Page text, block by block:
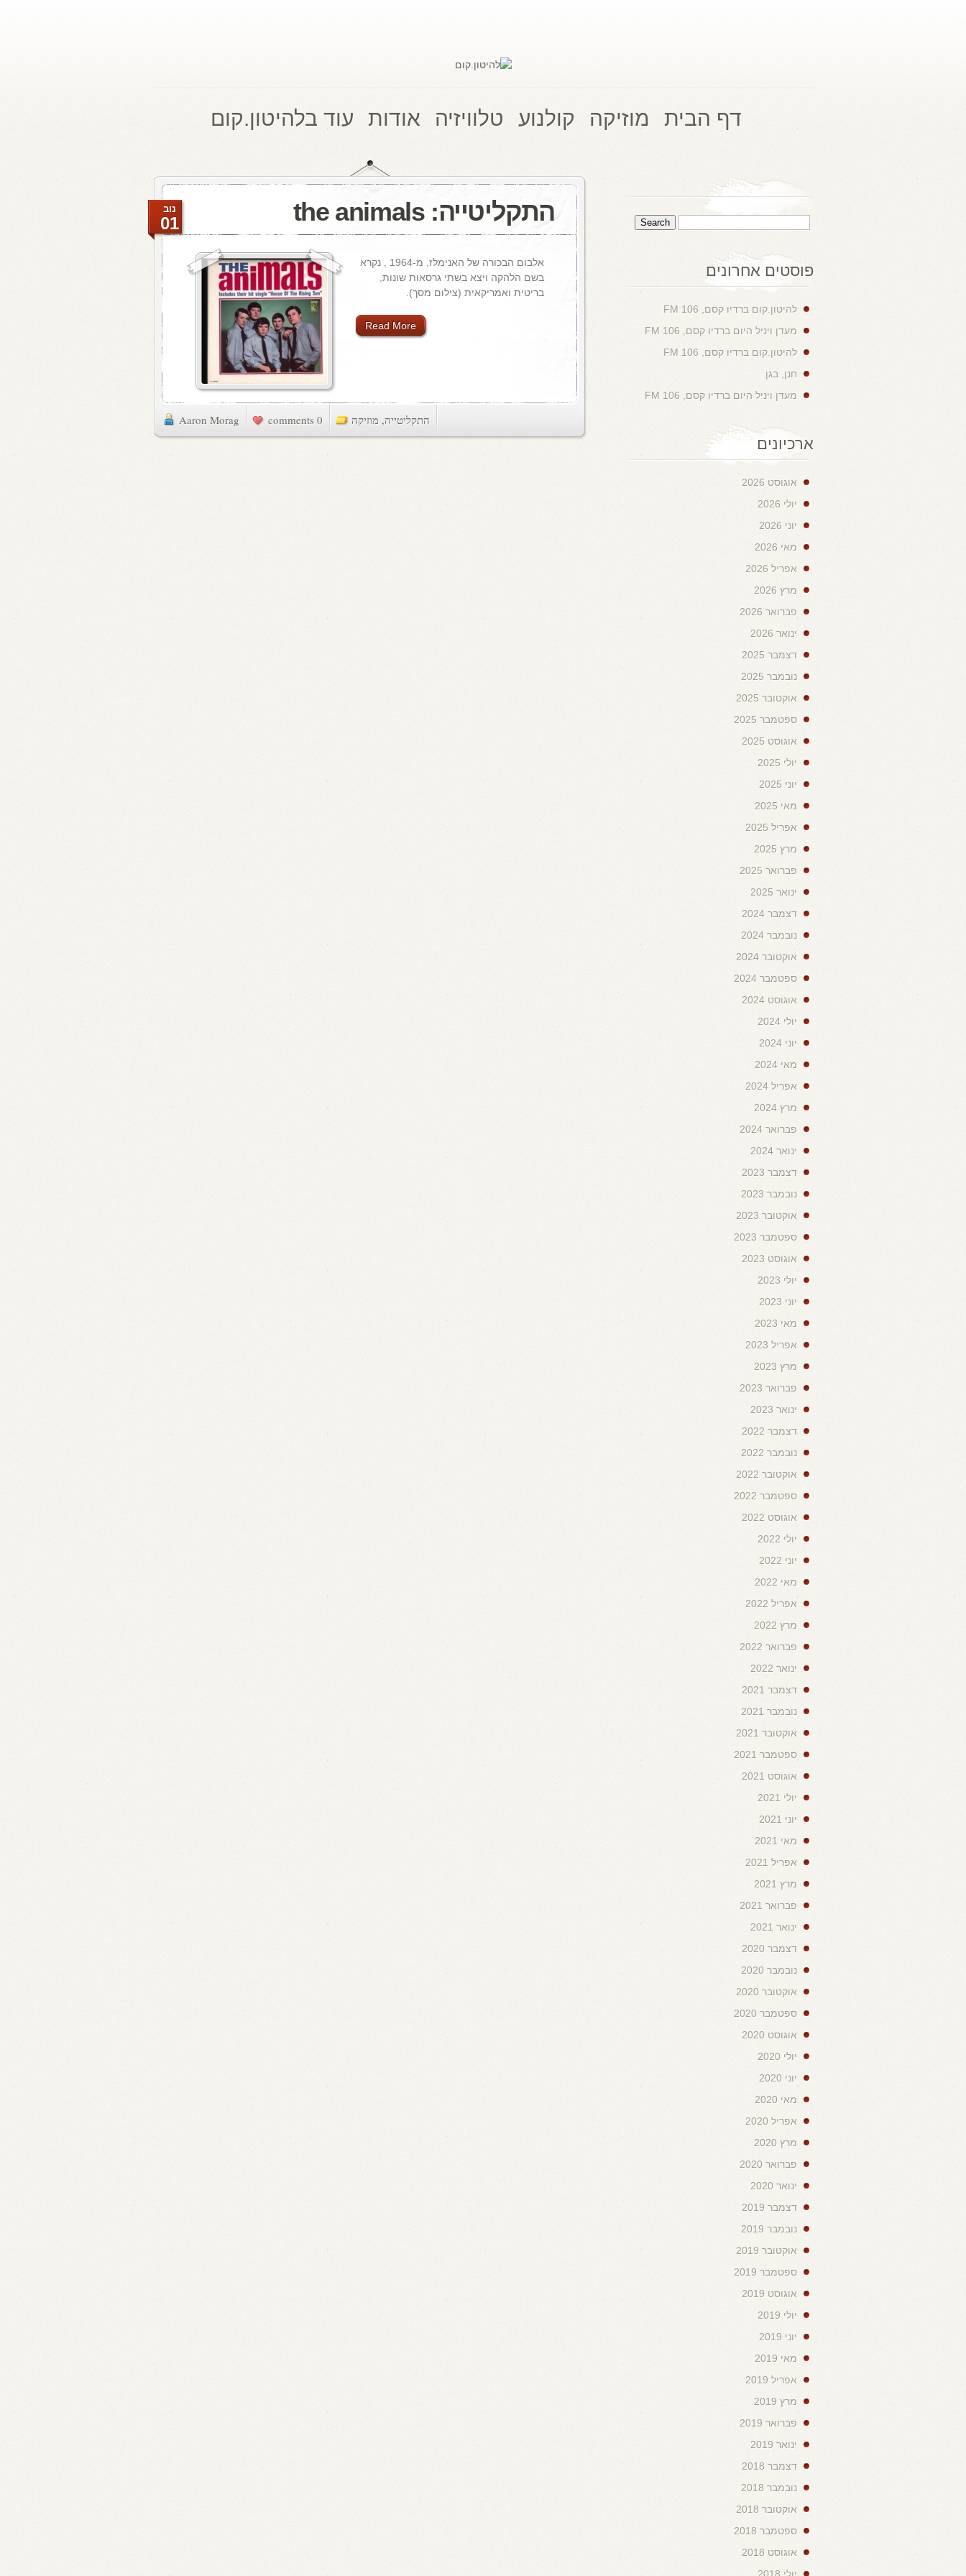
דף הבית מוזיקה קולנוע טלוויזיה אודות עוד בלהיטון.קום
התקליטייה: the animals נוב
01
אלבום הבכורה של האנימלז, מ-1964 , נקרא
בשם הלהקה ויצא בשתי גרסאות שונות,
בריטית ואמריקאית (צילום מסך).
Read More
Aaron Morag 0 comments התקליטייה, מוזיקה
פוסטים אחרונים
להיטון.קום ברדיו קסם, 106 FM
מעדן ויניל היום ברדיו קסם, 106 FM
להיטון.קום ברדיו קסם, 106 FM
חנן, בגן
מעדן ויניל היום ברדיו קסם, 106 FM
ארכיונים
אוגוסט 2026
יולי 2026
יוני 2026
מאי 2026
אפריל 2026
מרץ 2026
פברואר 2026
ינואר 2026
דצמבר 2025
נובמבר 2025
אוקטובר 2025
ספטמבר 2025
אוגוסט 2025
יולי 2025
יוני 2025
מאי 2025
אפריל 2025
מרץ 2025
פברואר 2025
ינואר 2025
דצמבר 2024
נובמבר 2024
אוקטובר 2024
ספטמבר 2024
אוגוסט 2024
יולי 2024
יוני 2024
מאי 2024
אפריל 2024
מרץ 2024
פברואר 2024
ינואר 2024
דצמבר 2023
נובמבר 2023
אוקטובר 2023
ספטמבר 2023
אוגוסט 2023
יולי 2023
יוני 2023
מאי 2023
אפריל 2023
מרץ 2023
פברואר 2023
ינואר 2023
דצמבר 2022
נובמבר 2022
אוקטובר 2022
ספטמבר 2022
אוגוסט 2022
יולי 2022
יוני 2022
מאי 2022
אפריל 2022
מרץ 2022
פברואר 2022
ינואר 2022
דצמבר 2021
נובמבר 2021
אוקטובר 2021
ספטמבר 2021
אוגוסט 2021
יולי 2021
יוני 2021
מאי 2021
אפריל 2021
מרץ 2021
פברואר 2021
ינואר 2021
דצמבר 2020
נובמבר 2020
אוקטובר 2020
ספטמבר 2020
אוגוסט 2020
יולי 2020
יוני 2020
מאי 2020
אפריל 2020
מרץ 2020
פברואר 2020
ינואר 2020
דצמבר 2019
נובמבר 2019
אוקטובר 2019
ספטמבר 2019
אוגוסט 2019
יולי 2019
יוני 2019
מאי 2019
אפריל 2019
מרץ 2019
פברואר 2019
ינואר 2019
דצמבר 2018
נובמבר 2018
אוקטובר 2018
ספטמבר 2018
אוגוסט 2018